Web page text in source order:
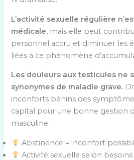
L’activité sexuelle régulière
médicale, mais elle peut
personnel accru et diminuer les
liées à ce phénomène
Les douleurs aux testicules ne
synonymes de maladie grave.
inconforts bénins des
capital pour une bonne gestion
masculine.
Abstinence = inconfort
Activité sexuelle selon